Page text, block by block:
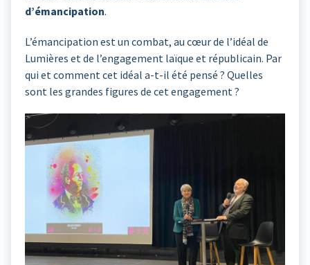
d’émancipation.
L’émancipation est un combat, au cœur de l’idéal de
Lumières et de l’engagement laïque et républicain. Par
qui et comment cet idéal a-t-il été pensé ? Quelles
sont les grandes figures de cet engagement ?